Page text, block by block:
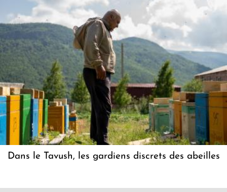
Dans le Tavush, les gardiens discrets des abeilles